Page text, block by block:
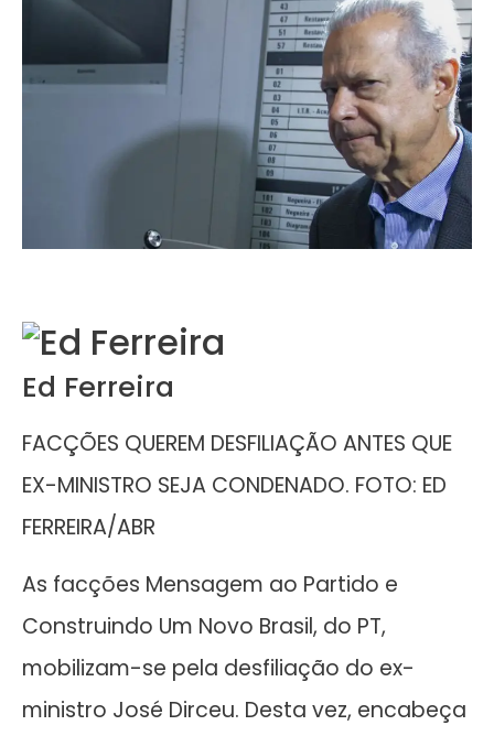
Ed Ferreira
FACÇÕES QUEREM DESFILIAÇÃO ANTES QUE
EX-MINISTRO SEJA CONDENADO. FOTO: ED
FERREIRA/ABR
As facções Mensagem ao Partido e
Construindo Um Novo Brasil, do PT,
mobilizam-se pela desfiliação do ex-
ministro José Dirceu. Desta vez, encabeça